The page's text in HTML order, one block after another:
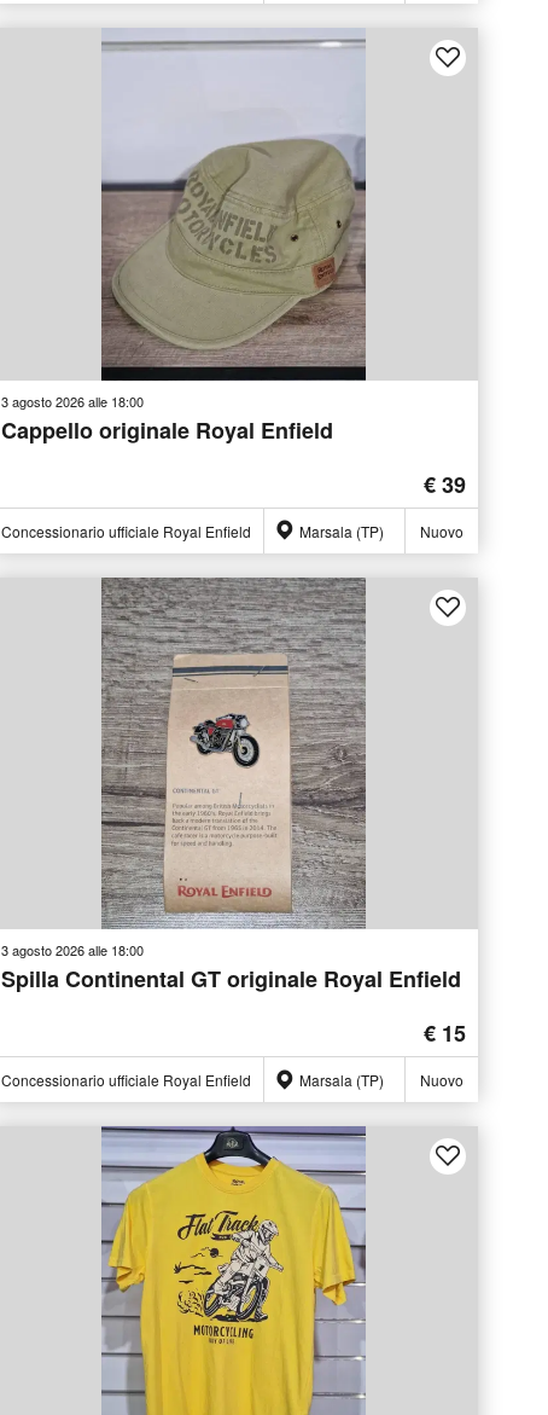
3 agosto 2026 alle 18:00
Cappello originale Royal Enfield
€ 39
Concessionario ufficiale Royal Enfield Marsala (TP) Nuovo
3 agosto 2026 alle 18:00
Spilla Continental GT originale Royal Enfield
€ 15
Concessionario ufficiale Royal Enfield Marsala (TP) Nuovo